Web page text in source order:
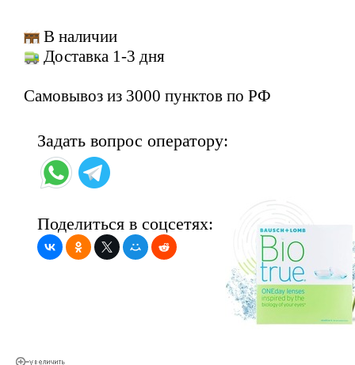
В наличии
Доставка 1-3 дня
Самовывоз из 3000 пунктов по РФ
Задать вопрос оператору:
Поделиться в соцсетях: